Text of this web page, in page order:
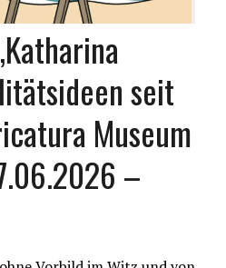
seit
Museum
–